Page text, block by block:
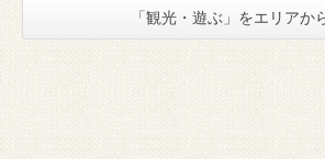
「観光・遊ぶ」をエリアか